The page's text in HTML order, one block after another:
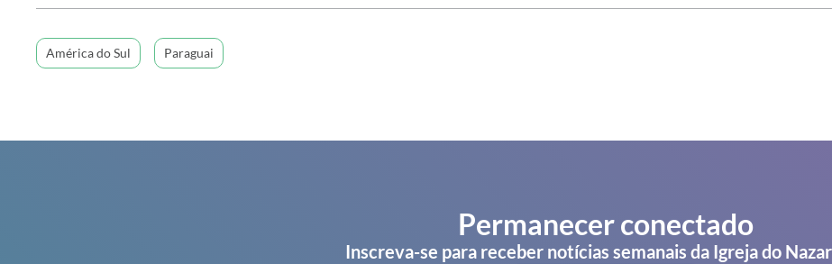
América do Sul Paraguai
Permanecer conectado
Inscreva-se para receber notícias semanais da Igreja do